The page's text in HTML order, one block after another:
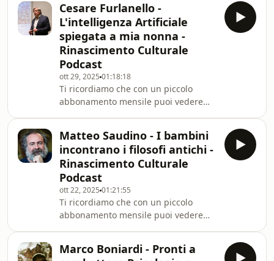
interruzioni
pubblicitarie.https://www.youtube.com/channel/
nel Podcast di &quot;Rinascimento
Culturale&quot;.Da oggi puoi
ascoltarci dove e quando vuoi.Qu
Cesare Furlanello -
L'intelligenza Artificiale
spiegata a mia nonna -
Rinascimento Culturale
Podcast
ott 29, 2025 01:18:18
Ti ricordiamo che con un piccolo
abbonamento mensile puoi vedere
interruzioni
pubblicitarie.https://www.youtube.com/channel/
nel Podcast di &quot;Rinascimento
Culturale&quot;.Da oggi puoi
ascoltarci dove e quando vuoi.Qu
Matteo Saudino - I bambini
incontrano i filosofi antichi -
Rinascimento Culturale
Podcast
ott 22, 2025 01:21:55
Ti ricordiamo che con un piccolo
abbonamento mensile puoi vedere
interruzioni
Marco Boniardi - Pronti a